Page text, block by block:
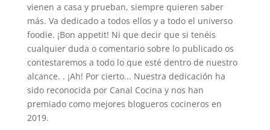
vienen a casa y prueban, siempre quieren saber
más. Va dedicado a todos ellos y a todo el universo
foodie. ¡Bon appetit! Ni que decir que si tenéis
cualquier duda o comentario sobre lo publicado os
contestaremos a todo lo que esté dentro de nuestro
alcance. . ¡Ah! Por cierto... Nuestra dedicación ha
sido reconocida por Canal Cocina y nos han
premiado como mejores blogueros cocineros en
2019.